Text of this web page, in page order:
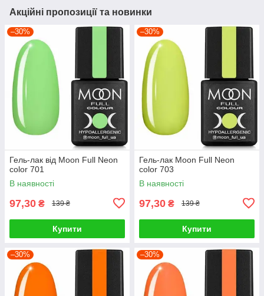
Акційні пропозиції та новинки
–30%
Гель-лак від Moon Full Neon
color 701
В наявності
97,30 ₴ 139 ₴
Купити
–30%
Гель-лак Moon Full Neon
color 703
В наявності
97,30 ₴ 139 ₴
Купити
–30% –30%